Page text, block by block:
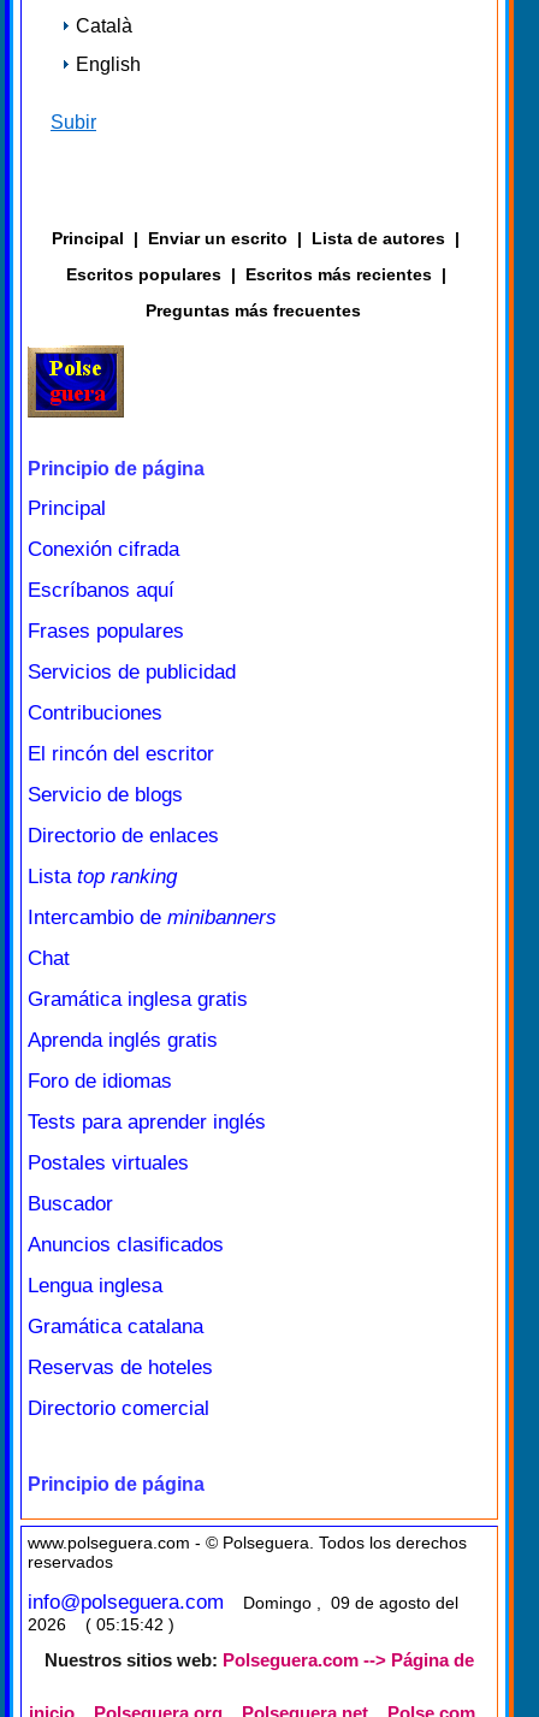
Català
English
Subir
Principal | Enviar un escrito | Lista de autores |
Escritos populares | Escritos más recientes |
Preguntas más frecuentes
Principio de página
Principal
Conexión cifrada
Escríbanos aquí
Frases populares
Servicios de publicidad
Contribuciones
El rincón del escritor
Servicio de blogs
Directorio de enlaces
Lista top ranking
Intercambio de minibanners
Chat
Gramática inglesa gratis
Aprenda inglés gratis
Foro de idiomas
Tests para aprender inglés
Postales virtuales
Buscador
Anuncios clasificados
Lengua inglesa
Gramática catalana
Reservas de hoteles
Directorio comercial
Principio de página
www.polseguera.com - © Polseguera. Todos los derechos
reservados
info@polseguera.com
Domingo , 09 de agosto del
2026 ( 05:15:42 )
Nuestros sitios web: Polseguera.com --> Página de